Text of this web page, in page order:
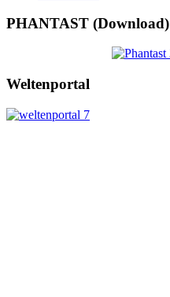
PHANTAST (Download)
Weltenportal